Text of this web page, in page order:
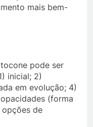
mais bem-
pode ser
inicial; 2)
em evolução; 4)
(forma
opções de